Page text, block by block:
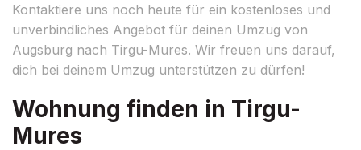
Kontaktiere uns noch heute für ein kostenloses und
unverbindliches Angebot für deinen Umzug von
Augsburg nach Tirgu-Mures. Wir freuen uns darauf,
dich bei deinem Umzug unterstützen zu dürfen!
Wohnung finden in Tirgu-
Mures